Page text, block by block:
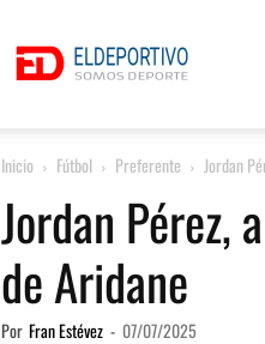
Inicio Fútbol Preferente Jordan
Jordan Pérez,
de Aridane
Por Fran Estévez - 07/07/2025